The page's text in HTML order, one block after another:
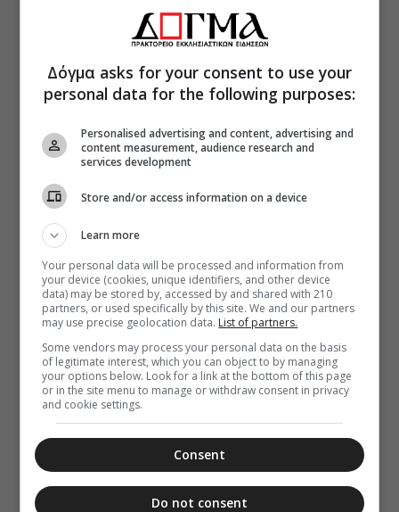
Δόγμα asks for your consent to use your
personal data for the following purposes:
Personalised advertising and content, advertising and
content measurement, audience research and
services development
Store and/or access information on a device
Learn more
Your personal data will be processed and information from
your device (cookies, unique identifiers, and other device
data) may be stored by, accessed by and shared with 210
partners, or used specifically by this site. We and our partners
may use precise geolocation data. List of partners.
Some vendors may process your personal data on the basis
of legitimate interest, which you can object to by managing
your options below. Look for a link at the bottom of this page
or in the site menu to manage or withdraw consent in privacy
and cookie settings.
Consent
Do not consent